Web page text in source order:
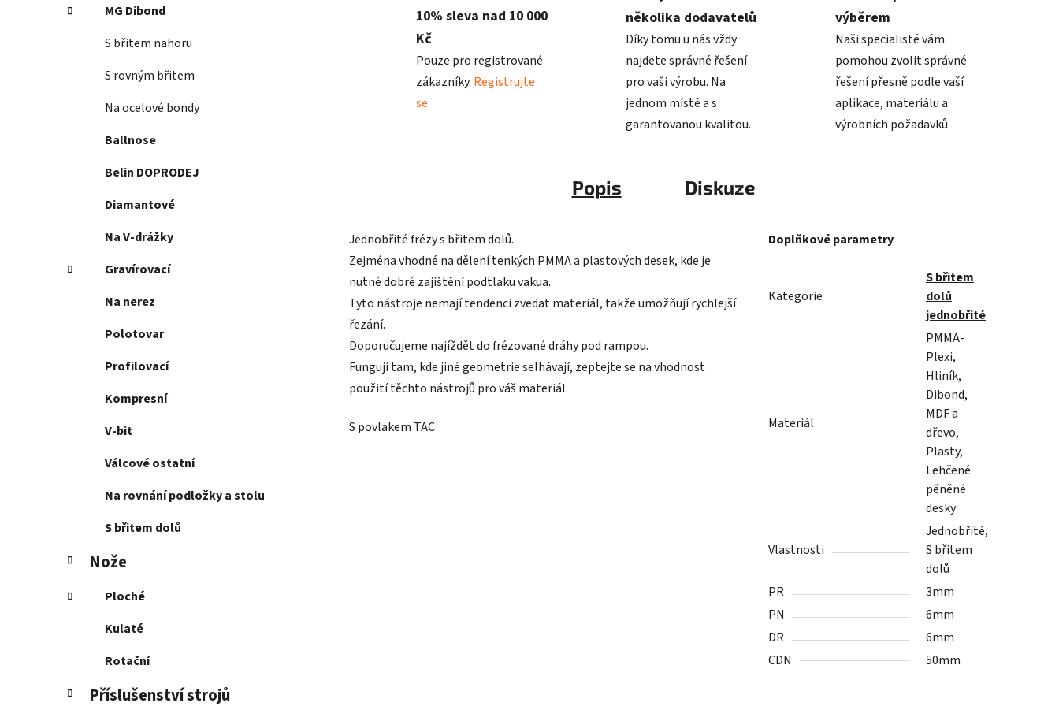
MG Dibond
S břitem nahoru
S rovným břitem
Na ocelové bondy
Ballnose
Belin DOPRODEJ
Diamantové
Na V-drážky
Gravírovací
Na nerez
Polotovar
Profilovací
Kompresní
V-bit
Válcové ostatní
Na rovnání podložky a stolu
S břitem dolů
Nože
Ploché
Kulaté
Rotační
Příslušenství strojů
10% sleva nad 10 000
Kč
Pouze pro registrované
zákazníky. Registrujte
se.
několika dodavatelů
Díky tomu u nás vždy
najdete správné řešení
pro vaši výrobu. Na
jednom místě a s
garantovanou kvalitou.
výběrem
Naši specialisté vám
pomohou zvolit správné
řešení přesně podle vaší
aplikace, materiálu a
výrobních požadavků.
Popis Diskuze
Jednobřité frézy s břitem dolů.
Zejména vhodné na dělení tenkých PMMA a plastových desek, kde je
nutné dobré zajištění podtlaku vakua.
Tyto nástroje nemají tendenci zvedat materiál, takže umožňují rychlejší
řezání.
Doporučujeme najíždět do frézované dráhy pod rampou.
Fungují tam, kde jiné geometrie selhávají, zeptejte se na vhodnost
použití těchto nástrojů pro váš materiál.
S povlakem TAC
Doplňkové parametry
Kategorie
S břitem
dolů
jednobřité
Materiál
PMMA-
Plexi,
Hliník,
Dibond,
MDF a
dřevo,
Plasty,
Lehčené
pěněné
desky
Vlastnosti
Jednobřité,
S břitem
dolů
PR
3mm
PN
6mm
DR
6mm
CDN
50mm